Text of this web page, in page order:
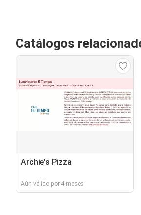
Catálogos
Archie's Pizza
Aún válido por 4 meses